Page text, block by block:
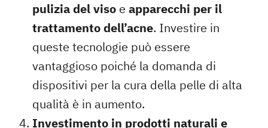
pulizia del viso e apparecchi per il
trattamento dell’acne. Investire in
queste tecnologie può essere
vantaggioso poiché la domanda di
dispositivi per la cura della pelle di alta
qualità è in aumento.
Investimento in prodotti naturali e